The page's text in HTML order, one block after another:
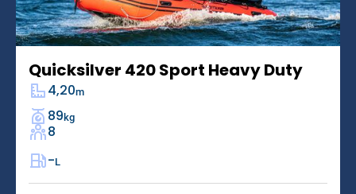
Quicksilver 420 Sport Heavy Duty
4,20m
89 kg
8
-L